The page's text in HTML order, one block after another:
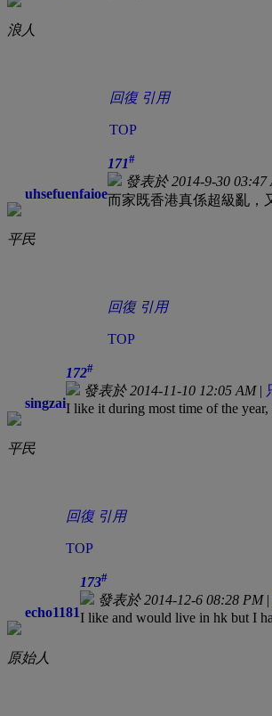
浪人
回復 引用
TOP
uhsefuenfaioe
平民
171#
發表於 2014-9-30 03:47
而家既香港真係超級亂，
回復 引用
TOP
singzai
平民
172#
發表於 2014-11-10 12:05 AM|
I like it during most time of the year,
回復 引用
TOP
echo1181
原始人
173#
發表於 2014-12-6 08:28 PM|
I like and would live in hk but I